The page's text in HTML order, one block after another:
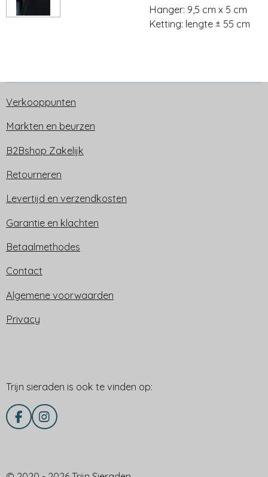
Hanger: 9,5 cm x 5 cm
Ketting: lengte ± 55 cm
Verkooppunten
Markten en beurzen
B2Bshop Zakelijk
Retourneren
Levertijd en verzendkosten
Garantie en klachten
Betaalmethodes
Contact
Algemene voorwaarden
Privacy
Trijn sieraden is ook te vinden op:
F
a
I
n